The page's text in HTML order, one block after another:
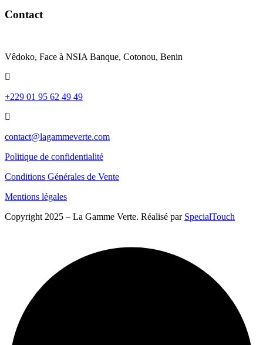
Contact
Vêdoko, Face à NSIA Banque, Cotonou, Benin
+229 01 95 62 49 49
contact@lagammeverte.com
Politique de confidentialité
Conditions Générales de Vente
Mentions légales
Copyright 2025 – La Gamme Verte. Réalisé par SpecialTouch